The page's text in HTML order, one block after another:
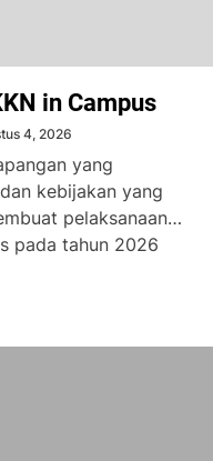
in Campus
4, 2026
yang
kebijakan yang
pelaksanaan
pada tahun 2026